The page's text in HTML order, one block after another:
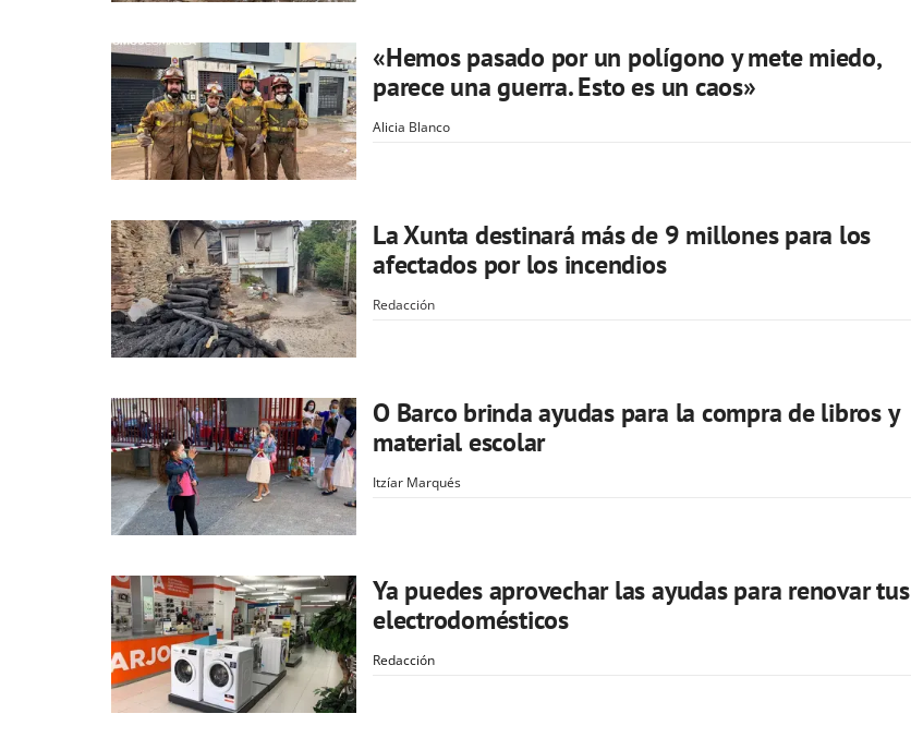
«Hemos pasado por un polígono y mete miedo,
parece una guerra. Esto es un caos»
Alicia Blanco
La Xunta destinará más de 9 millones para los
afectados por los incendios
Redacción
O Barco brinda ayudas para la compra de libros y
material escolar
Itzíar Marqués
Ya puedes aprovechar las ayudas para renovar tus
electrodomésticos
Redacción